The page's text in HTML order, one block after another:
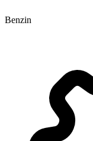
Benzin